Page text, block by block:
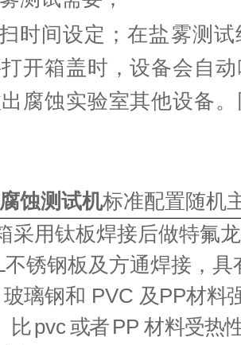
时间设定；在盐雾测
开箱盖时，设备会自
腐蚀实验室其他设备
蚀测试机标准配置随机
采用钛板焊接后做特氟
不锈钢板及方通焊接 ， 具
玻璃钢和 PVC 及PP材料
比pvc或者 PP 材料受热